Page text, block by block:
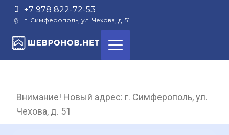
+7 978 822-72-53
г. Симферополь, ул. Чехова, д. 51
Внимание! Новый адрес: г. Симферополь, ул.
Чехова, д. 51